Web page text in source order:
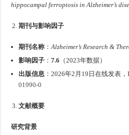
hippocampal ferroptosis in Alzheimer’s
期刊与影响因子
期刊名称 ：Alzheimer’s Research &
影响因子 ：7.6 （2023年数据）
出版信息 ：2026年2月19日在线发表，
01990-0
文献概要
研究背景